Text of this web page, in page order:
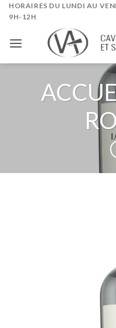
SkipHORAIRES DU LUNDI AU
9H-12H